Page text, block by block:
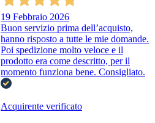
19 Febbraio 2026
Buon servizio prima dell’acquisto,
hanno risposto a tutte le mie domande.
Poi spedizione molto veloce e il
prodotto era come descritto, per il
momento funziona bene. Consigliato.
Acquirente verificato